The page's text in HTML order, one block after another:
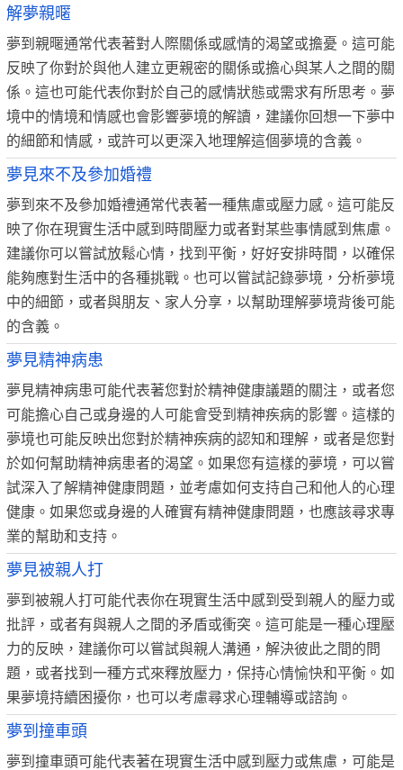
解夢親暱
夢到親暱通常代表著對人際關係或感情的渴望或擔憂。這可能
反映了你對於與他人建立更親密的關係或擔心與某人之間的關
係。這也可能代表你對於自己的感情狀態或需求有所思考。夢
境中的情境和情感也會影響夢境的解讀，建議你回想一下夢中
的細節和情感，或許可以更深入地理解這個夢境的含義。
夢見來不及參加婚禮
夢到來不及參加婚禮通常代表著一種焦慮或壓力感。這可能反
映了你在現實生活中感到時間壓力或者對某些事情感到焦慮。
建議你可以嘗試放鬆心情，找到平衡，好好安排時間，以確保
能夠應對生活中的各種挑戰。也可以嘗試記錄夢境，分析夢境
中的細節，或者與朋友、家人分享，以幫助理解夢境背後可能
的含義。
夢見精神病患
夢見精神病患可能代表著您對於精神健康議題的關注，或者您
可能擔心自己或身邊的人可能會受到精神疾病的影響。這樣的
夢境也可能反映出您對於精神疾病的認知和理解，或者是您對
於如何幫助精神病患者的渴望。如果您有這樣的夢境，可以嘗
試深入了解精神健康問題，並考慮如何支持自己和他人的心理
健康。如果您或身邊的人確實有精神健康問題，也應該尋求專
業的幫助和支持。
夢見被親人打
夢到被親人打可能代表你在現實生活中感到受到親人的壓力或
批評，或者有與親人之間的矛盾或衝突。這可能是一種心理壓
力的反映，建議你可以嘗試與親人溝通，解決彼此之間的問
題，或者找到一種方式來釋放壓力，保持心情愉快和平衡。如
果夢境持續困擾你，也可以考慮尋求心理輔導或諮詢。
夢到撞車頭
夢到撞車頭可能代表著在現實生活中感到壓力或焦慮，可能是